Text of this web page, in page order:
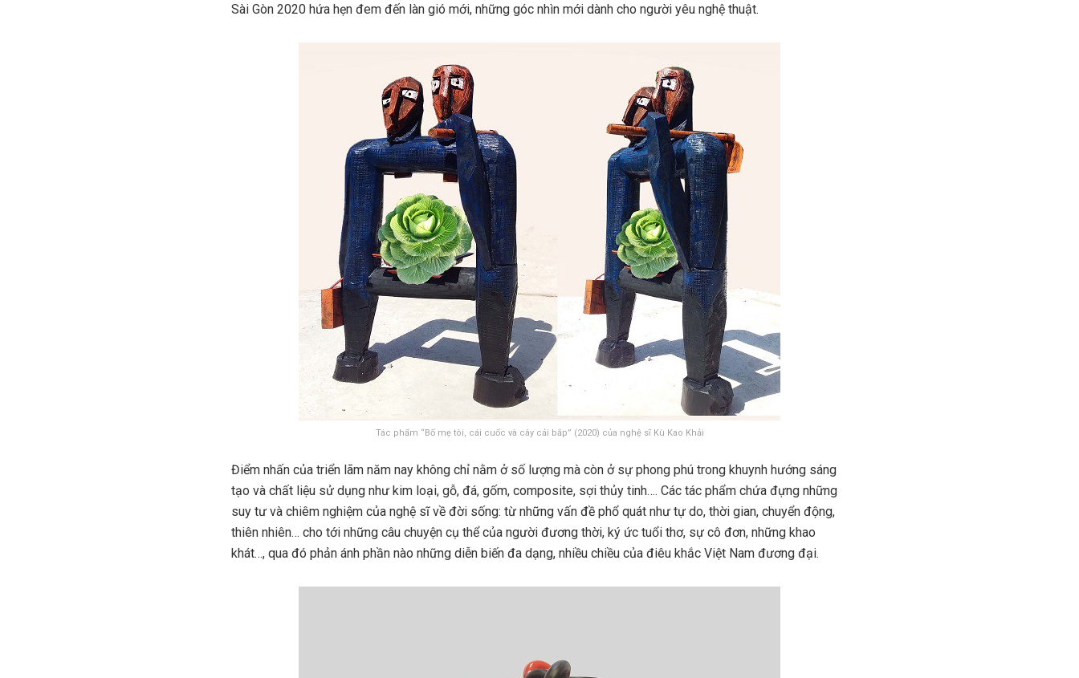
Sài Gòn 2020 hứa hẹn đem đến làn gió mới, những góc nhìn mới dành cho người yêu nghệ thuật.
Tác phẩm “Bố mẹ tôi, cái cuốc và cây cải bắp” (2020) của nghệ sĩ Kù Kao Khải
Điểm nhấn của triển lãm năm nay không chỉ nằm ở số lượng mà còn ở sự phong phú trong khuynh hướng sáng
tạo và chất liệu sử dụng như kim loại, gỗ, đá, gốm, composite, sợi thủy tinh…. Các tác phẩm chứa đựng những
suy tư và chiêm nghiệm của nghệ sĩ về đời sống: từ những vấn đề phổ quát như tự do, thời gian, chuyển động,
thiên nhiên… cho tới những câu chuyện cụ thể của người đương thời, ký ức tuổi thơ, sự cô đơn, những khao
khát…, qua đó phản ánh phần nào những diễn biến đa dạng, nhiều chiều của điêu khắc Việt Nam đương đại.